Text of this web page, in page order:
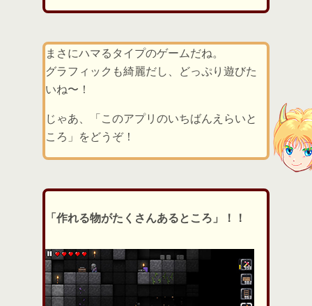
まさにハマるタイプのゲームだね。
グラフィックも綺麗だし、どっぷり遊びた
いね〜！
じゃあ、「このアプリのいちばんえらいと
ころ」をどうぞ！
「作れる物がたくさんあるところ」！！